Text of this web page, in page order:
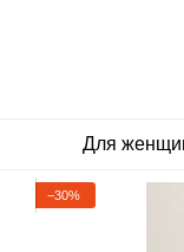
Для
−30%